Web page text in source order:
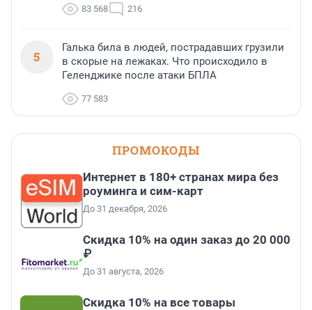
83 568 216
5
Галька била в людей, пострадавших грузили
в скорые на лежаках. Что происходило в
Геленджике после атаки БПЛА
77 583
ПРОМОКОДЫ
Интернет в 180+ странах мира без
роуминга и сим-карт
До 31 декабря, 2026
Скидка 10% на один заказ до 20 000
₽
До 31 августа, 2026
Скидка 10% на все товары